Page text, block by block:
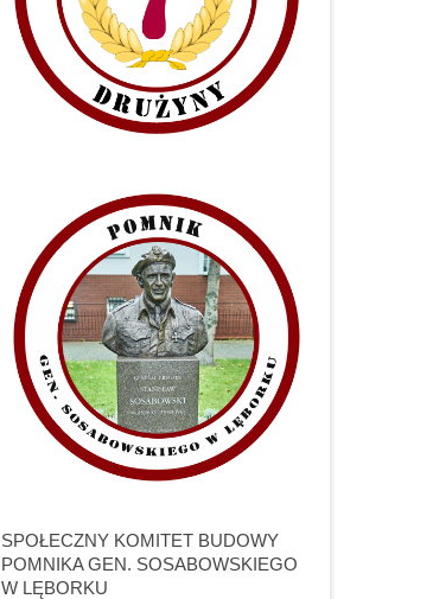
SPOŁECZNY KOMITET BUDOWY
POMNIKA GEN. SOSABOWSKIEGO
W LĘBORKU